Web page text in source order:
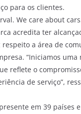
para os clientes.
We care about
acredita ter
a área de
“Iniciamos uma
reflete o
de serviço”,
em 39 países